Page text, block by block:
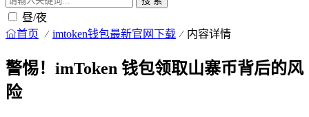
昼/夜
首页 imtoken钱包最新官网下载 内容详情
警惕！imToken 钱包领取山寨币背后的风
险